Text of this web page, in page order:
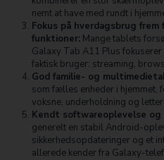
nemt at have med rundt i
Fokus på hverdagsbrug frem
funktioner: Mange tablets
Galaxy Tab A11 Plus
faktisk bruger: streaming,
God familie- og
som fælles enheder i hjemmet,
voksne, underholdning og
Kendt softwareoplevelse
generelt en stabil Android-
sikkerhedsopdateringer og et
allerede kender fra Galaxy-